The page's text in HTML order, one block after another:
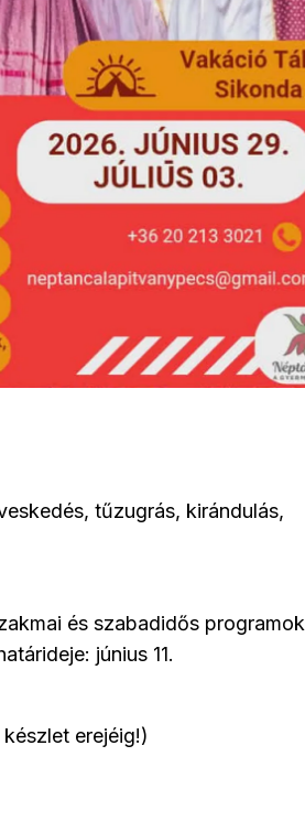
tűzugrás, kirándulás,
és szabadidős programok
június 11.
erejéig!)